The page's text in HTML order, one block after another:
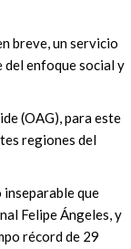
breve, un servicio
del enfoque social y
(OAG), para este
regiones del
inseparable que
Felipe Ángeles, y
récord de 29